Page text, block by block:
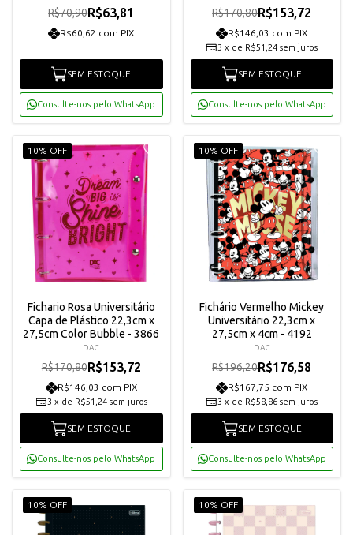
R$70,90R$63,81
R$60,62 com PIX
SEM ESTOQUE
Consulte-nos pelo WhatsApp
R$170,80R$153,72
R$146,03 com PIX
3 x de R$51,24 sem juros
SEM ESTOQUE
Consulte-nos pelo WhatsApp
10% OFF
Fichario Rosa Universitário
Capa de Plástico 22,3cm x
27,5cm Color Bubble - 3866
DAC
R$170,80R$153,72
R$146,03 com PIX
3 x de R$51,24 sem juros
SEM ESTOQUE
Consulte-nos pelo WhatsApp
10% OFF
Fichário Vermelho Mickey
Universitário 22,3cm x
27,5cm x 4cm - 4192
DAC
R$196,20R$176,58
R$167,75 com PIX
3 x de R$58,86 sem juros
SEM ESTOQUE
Consulte-nos pelo WhatsApp
10% OFF 10% OFF